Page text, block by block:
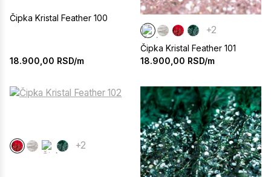
Čipka Kristal Feather 100
18.900,00 RSD/m
+2
Čipka Kristal Feather 101
18.900,00 RSD/m
+2